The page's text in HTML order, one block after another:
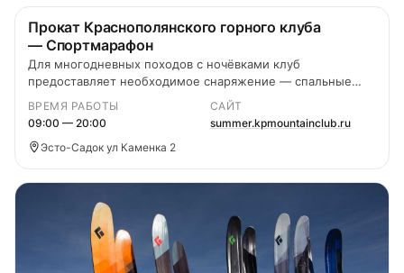
Прокат Краснополянского горного клуба
— Спортмарафон
Для многодневных походов с ночёвками клуб
предоставляет необходимое снаряжение — спальные
мешки, коврики, рюкзаки, палатки и треккинговые палки.
ВРЕМЯ РАБОТЫ
09:00 — 20:00
САЙТ
summer.kpmountainclub.ru
Эсто-Садок ул Каменка 2